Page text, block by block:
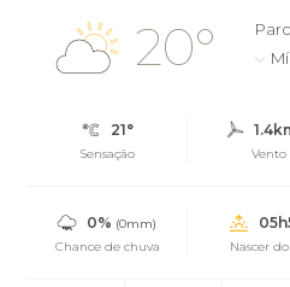
20°
21°
Sensação Vento
0% (0mm)
Chance de chuva
Nascer do